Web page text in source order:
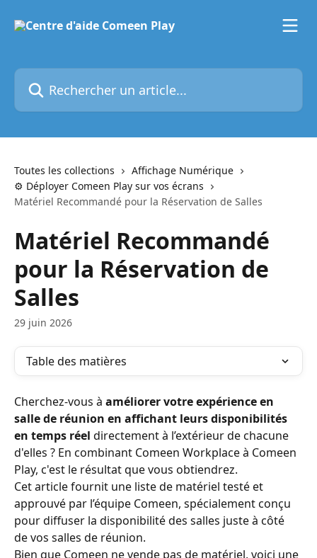
Rechercher un article...
Toutes les collections
Affichage Numérique
⚙️ Déployer Comeen Play sur vos écrans
Matériel Recommandé pour la Réservation de Salles
Matériel Recommandé
pour la Réservation de
Salles
29 juin 2026
Table des matières
Cherchez-vous à améliorer votre expérience en
salle de réunion en affichant leurs disponibilités
en temps réel directement à l’extérieur de chacune
d'elles ? En combinant Comeen Workplace à Comeen
Play, c'est le résultat que vous obtiendrez.
Cet article fournit une liste de matériel testé et
approuvé par l’équipe Comeen, spécialement conçu
pour diffuser la disponibilité des salles juste à côté
de vos salles de réunion.
Bien que Comeen ne vende pas de matériel, voici une